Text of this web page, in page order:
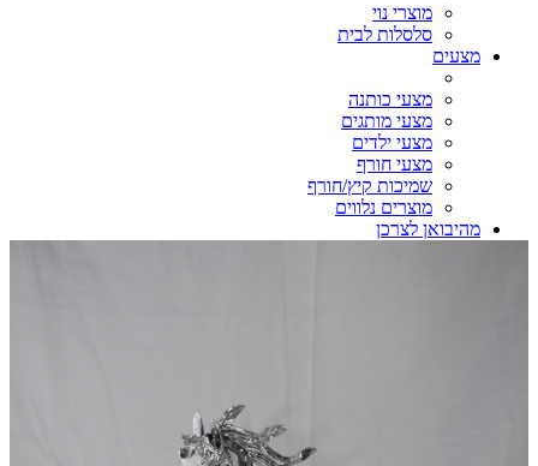
מוצרי נוי
סלסלות לבית
מצעים
מצעי כותנה
מצעי מותגים
מצעי ילדים
מצעי חורף
שמיכות קיץ/חורף
מוצרים נלווים
מהיבואן לצרכן